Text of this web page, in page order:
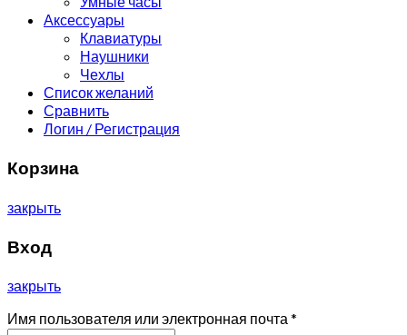
Аксессуары
Клавиатуры
Наушники
Чехлы
Список желаний
Сравнить
Логин / Регистрация
Корзина
закрыть
Вход
закрыть
Имя пользователя или электронная почта *